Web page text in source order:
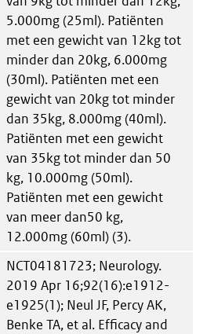
5.000mg (25ml). Patiënten
met een gewicht van 12kg tot
minder dan 20kg, 6.000mg
(30ml). Patiënten met een
gewicht van 20kg tot minder
dan 35kg, 8.000mg (40ml).
Patiënten met een gewicht
van 35kg tot minder dan 50
kg, 10.000mg (50ml).
Patiënten met een gewicht
van meer dan50 kg,
12.000mg (60ml) (3).
NCT04181723; Neurology.
2019 Apr 16;92(16):e1912-
e1925(1); Neul JF, Percy AK,
Benke TA, et al. Efficacy and